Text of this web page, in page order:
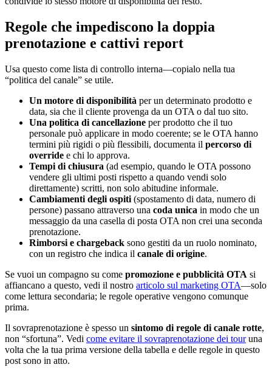
Regole che impediscono la doppia
prenotazione e cattivi report
Usa questo come lista di controllo interna—copialo nella tua
“politica del canale” se utile.
Un motore di disponibilità per un determinato prodotto e
data, sia che il cliente provenga da un OTA o dal tuo sito.
Una politica di cancellazione per prodotto che il tuo
personale può applicare in modo coerente; se le OTA hanno
termini più rigidi o più flessibili, documenta il percorso di
override e chi lo approva.
Tempi di chiusura (ad esempio, quando le OTA possono
vendere gli ultimi posti rispetto a quando vendi solo
direttamente) scritti, non solo abitudine informale.
Cambiamenti degli ospiti (spostamento di data, numero di
persone) passano attraverso una coda unica in modo che un
messaggio da una casella di posta OTA non crei una seconda
prenotazione.
Rimborsi e chargeback sono gestiti da un ruolo nominato,
con un registro che indica il canale di origine.
Se vuoi un compagno su come promozione e pubblicità OTA si
affiancano a questo, vedi il nostro articolo sul marketing OTA—solo
come lettura secondaria; le regole operative vengono comunque
prima.
Il sovraprenotazione è spesso un sintomo di regole di canale rotte,
non “sfortuna”. Vedi come evitare il sovraprenotazione dei touruna
volta che la tua prima versione della tabella e delle regole in questo
post sono in atto.